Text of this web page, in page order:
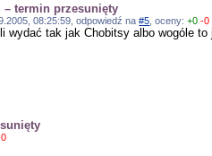
– termin przesunięty
08:25:59, odpowiedź na#5 , oceny:+0 -0
wydać tak jak Chobitsy albo wogóle to